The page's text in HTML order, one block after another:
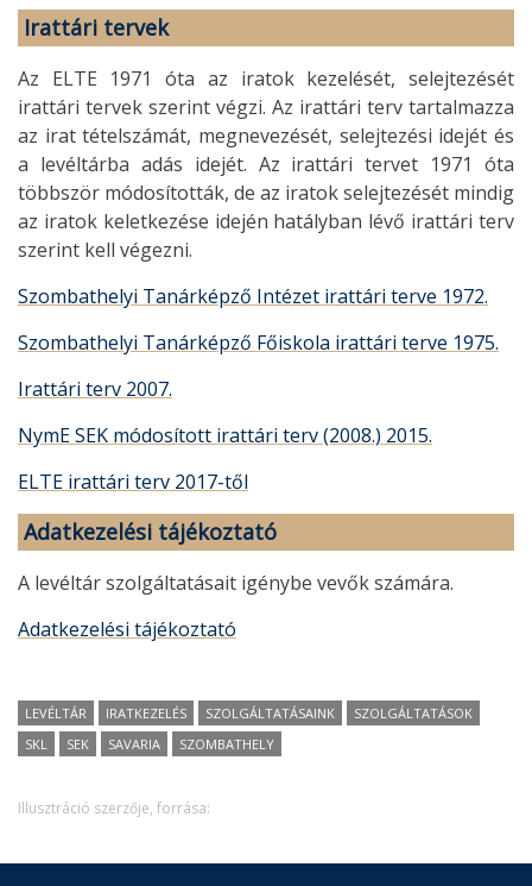
Irattári tervek
Az ELTE 1971 óta az iratok kezelését, selejtezését
irattári tervek szerint végzi. Az irattári terv tartalmazza
az irat tételszámát, megnevezését, selejtezési idejét és
a levéltárba adás idejét. Az irattári tervet 1971 óta
többször módosították, de az iratok selejtezését mindig
az iratok keletkezése idején hatályban lévő irattári terv
szerint kell végezni.
Szombathelyi Tanárképző Intézet irattári terve 1972.
Szombathelyi Tanárképző Főiskola irattári terve 1975.
Irattári terv 2007.
NymE SEK módosított irattári terv (2008.) 2015.
ELTE irattári terv 2017-től
Adatkezelési tájékoztató
A levéltár szolgáltatásait igénybe vevők számára.
Adatkezelési tájékoztató
LEVÉLTÁR IRATKEZELÉS SZOLGÁLTATÁSAINK
SZOLGÁLTATÁSOK
SKL
SEK SAVARIA SZOMBATHELY
Illusztráció szerzője, forrása: